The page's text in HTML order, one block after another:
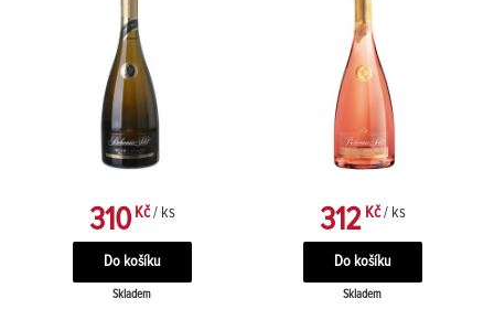
310Kč / ks
Skladem
312 Kč / ks
Skladem